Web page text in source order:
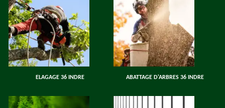
ELAGAGE 36 INDRE ABATTAGE D'ARBRES 36 INDRE